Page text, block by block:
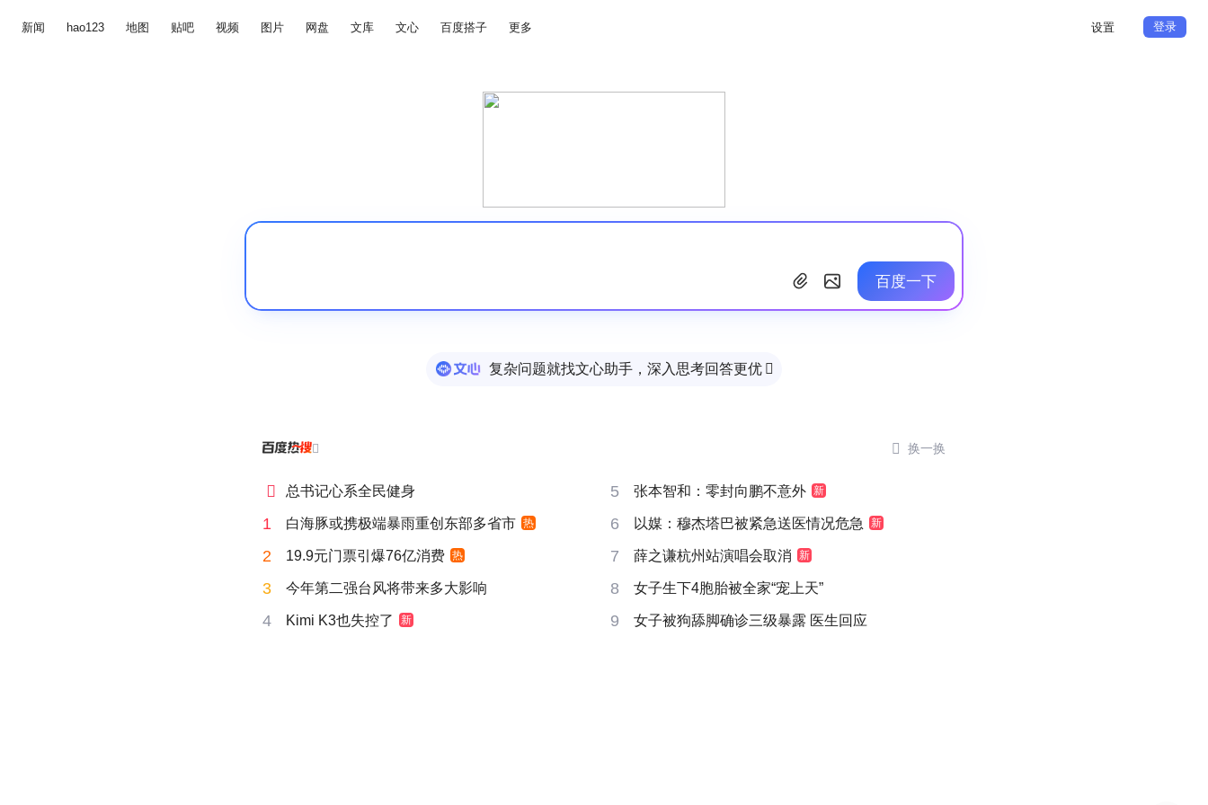
新闻 hao123 地图 贴吧 视频 图片 网盘 文库 文心 百度搭子 更多 设置 登录
百度一下
复杂问题就找文心助手，深入思考回答更优 
  换一换
 总书记心系全民健身 5 张本智和：零封向鹏不意外 新
1 白海豚或携极端暴雨重创东部多省市 热 6 以媒：穆杰塔巴被紧急送医情况危急 新
2 19.9元门票引爆76亿消费 热 7 薛之谦杭州站演唱会取消 新
3 今年第二强台风将带来多大影响 8 女子生下4胞胎被全家“宠上天”
4 Kimi K3也失控了 新 9 女子被狗舔脚确诊三级暴露 医生回应